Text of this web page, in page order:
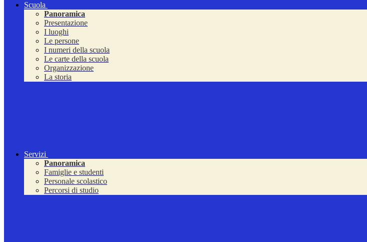
Scuola
Panoramica
Presentazione
I luoghi
Le persone
I numeri della scuola
Le carte della scuola
Organizzazione
La storia
Servizi
Panoramica
Famiglie e studenti
Personale scolastico
Percorsi di studio